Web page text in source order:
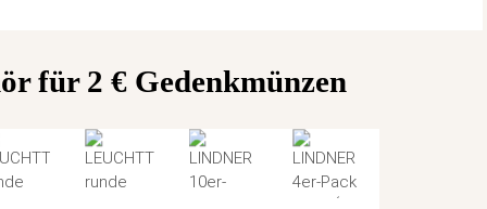
für 2 € Gedenkmünzen